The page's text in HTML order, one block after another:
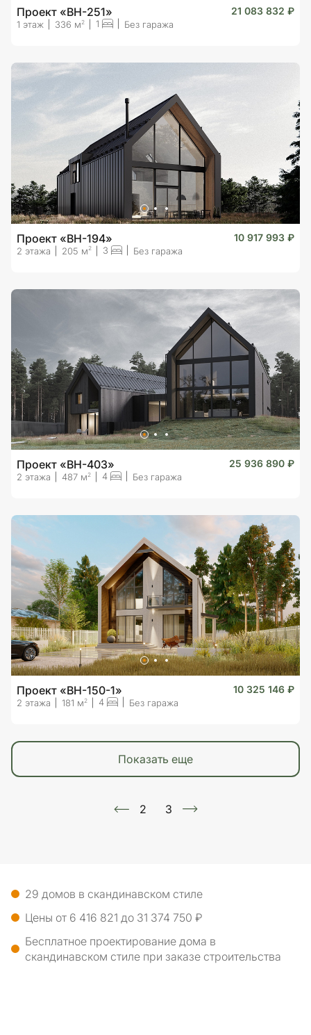
Проект «BH-251» 21 083 832 ₽
1 этаж 336 м 2 1 Без гаража
Проект «BH-194» 10 917 993 ₽
2 этажа 205 м2 3 Без гаража
Проект «BH-403» 25 936 890 ₽
2 этажа 487 м 2 4 Без гаража
Проект «BH-150-1» 10 325 146 ₽
2 этажа 181 м2 4 Без гаража
показать еще
2 3
29 домов в скандинавском стиле
Цены от 6 416 821 до 31 374 750 ₽
Бесплатное проектирование дома в
скандинавском стиле при заказе строительства